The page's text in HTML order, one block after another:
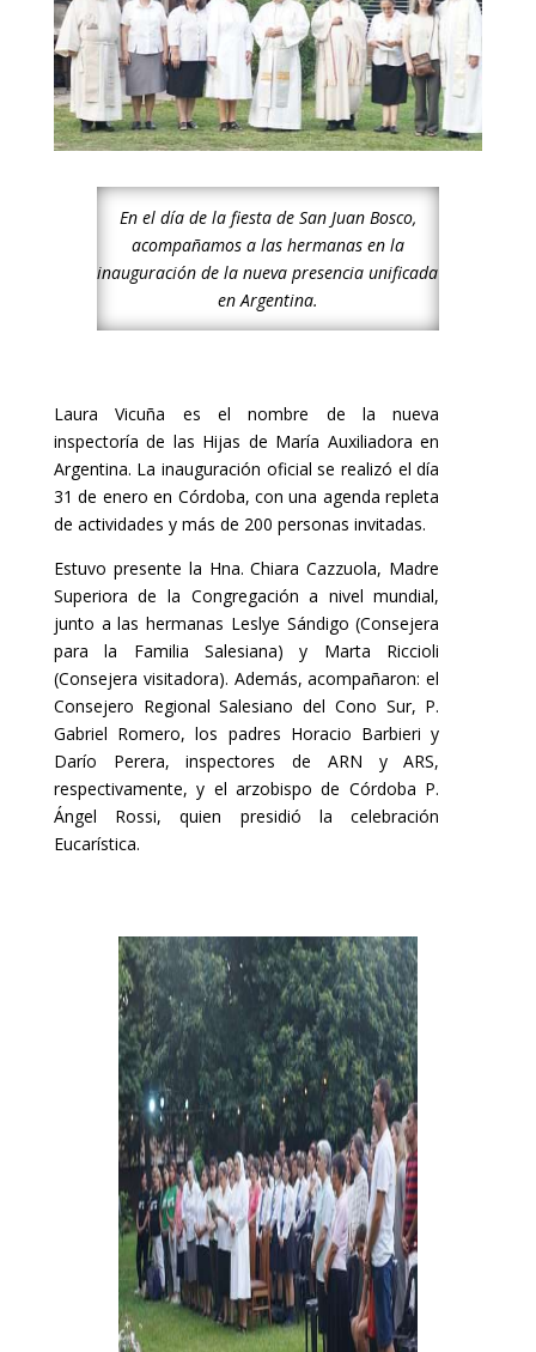
En el día de la fiesta de San Juan Bosco,
acompañamos a las hermanas en la
inauguración de la nueva presencia unificada
en Argentina.
Laura Vicuña es el nombre de la nueva
inspectoría de las Hijas de María Auxiliadora en
Argentina. La inauguración oficial se realizó el día
31 de enero en Córdoba, con una agenda repleta
de actividades y más de 200 personas invitadas.
Estuvo presente la Hna. Chiara Cazzuola, Madre
Superiora de la Congregación a nivel mundial,
junto a las hermanas Leslye Sándigo (Consejera
para la Familia Salesiana) y Marta Riccioli
(Consejera visitadora). Además, acompañaron: el
Consejero Regional Salesiano del Cono Sur, P.
Gabriel Romero, los padres Horacio Barbieri y
Darío Perera, inspectores de ARN y ARS,
respectivamente, y el arzobispo de Córdoba P.
Ángel Rossi, quien presidió la celebración
Eucarística.